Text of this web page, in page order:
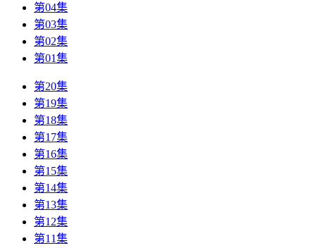
第04集
第03集
第02集
第01集
第20集
第19集
第18集
第17集
第16集
第15集
第14集
第13集
第12集
第11集